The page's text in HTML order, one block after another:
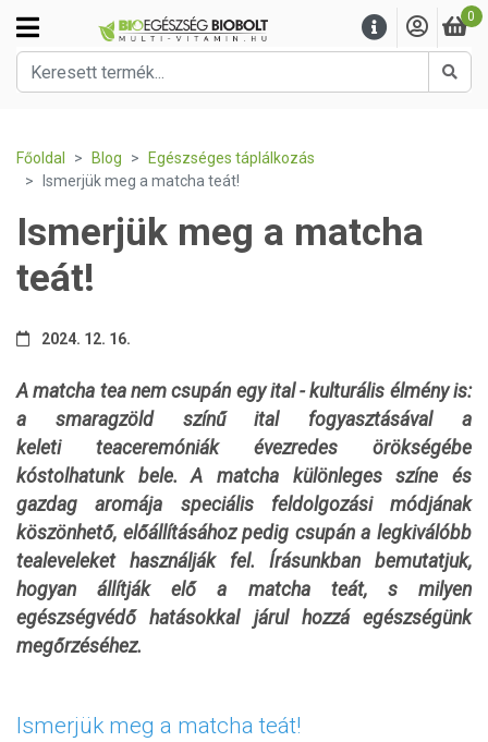
0
Főoldal Blog
Egészséges táplálkozás
Ismerjük meg a matcha teát!
Ismerjük meg a matcha
teát!
2024. 12. 16.
A matcha tea nem csupán egy ital - kulturális élmény is:
a smaragzöld színű ital fogyasztásával a
keleti teaceremóniák évezredes örökségébe
kóstolhatunk bele. A matcha különleges színe és
gazdag aromája speciális feldolgozási módjának
köszönhető, előállításához pedig csupán a legkiválóbb
tealeveleket használják fel. Írásunkban bemutatjuk,
hogyan állítják elő a matcha teát, s milyen
egészségvédő hatásokkal járul hozzá egészségünk
megőrzéséhez.
Ismerjük meg a matcha teát!